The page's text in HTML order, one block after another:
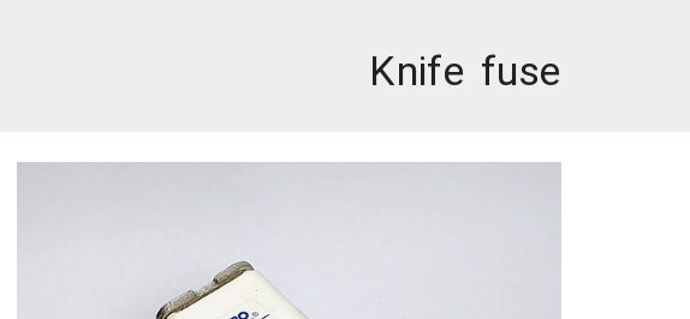
Knife fuse